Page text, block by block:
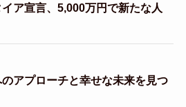
ア宣言、5,000万円で新たな人
アプローチと幸せな未来を見つ